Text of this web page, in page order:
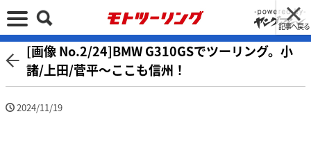
記事へ戻る
[画像 No.2/24]BMW G310GSでツーリング。小
諸/上田/菅平〜ここも信州！
2024/11/19